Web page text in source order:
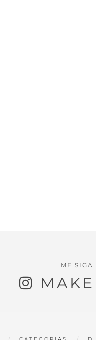
ME SIGA